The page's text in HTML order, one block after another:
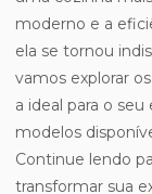
moderno e a
ela se tornou
vamos explorar
a ideal para o
modelos
Continue lendo
transformar sua